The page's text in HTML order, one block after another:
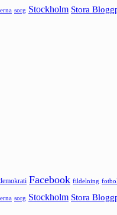
sorg Stockholm Stora
Facebook fildelning
sorg Stockholm Stora